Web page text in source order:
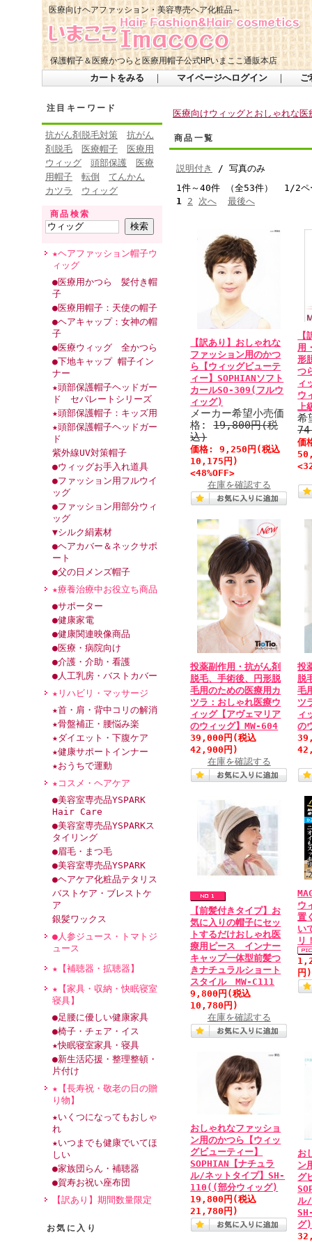
保護帽子＆医療かつらと医療用帽子公式HPいまここ通販本店
医療向けヘアファッション・美容専売ヘア化粧品～
カートをみる ｜ マイページへログイン ｜ ご
注目キーワード
抗がん剤脱毛対策
抗がん
剤脱毛
医療帽子
医療用
ウィッグ
頭部保護
医療
用帽子
転倒
てんかん
カツラ
ウィッグ
商品検索
★ヘアファッション帽子ウ
ィッグ
●医療用かつら 髪付き帽
子
●医療用帽子：天使の帽子
●ヘアキャップ：女神の帽
子
●医療ウィッグ 全かつら
●下地キャップ 帽子イン
ナー
★頭部保護帽子ヘッドガー
ド セパレートシリーズ
★頭部保護帽子：キッズ用
★頭部保護帽子ヘッドガー
ド
紫外線UV対策帽子
●ウィッグお手入れ道具
●ファッション用フルウイ
ッグ
●ファッション用部分ウィ
ッグ
▼シルク絹素材
●ヘアカバー＆ネックサポ
ート
●父の日メンズ帽子
★療養治療中お役立ち商品
●サポーター
●健康家電
●健康関連映像商品
●医療・病院向け
●介護・介助・看護
●人工乳房・バストカバー
★リハビリ・マッサージ
★首・肩・背中コリの解消
★骨盤補正・腰悩み楽
★ダイエット・下腹ケア
★健康サポートインナー
★おうちで運動
★コスメ・ヘアケア
●美容室専売品YSPARK
Hair Care
●美容室専売品YSPARKス
タイリング
●眉毛・まつ毛
●美容室専売品YSPARK
●ヘアケア化粧品テタリス
バストケア・ブレストケ
ア
銀髪ワックス
●人参ジュース・トマトジ
ュース
★【補聴器・拡聴器】
★【家具・収納・快眠寝室
寝具】
●足腰に優しい健康家具
●椅子・チェア・イス
★快眠寝室家具・寝具
●新生活応援・整理整頓・
片付け
★【長寿祝・敬老の日の贈
り物】
★いくつになってもおしゃ
れ
★いつまでも健康でいてほ
しい
●家族団らん・補聴器
●賀寿お祝い座布団
【訳あり】期間数量限定
お気に入り
医療向けウィッグとおしゃれな
商品一覧
説明付き
/ 写真のみ
1件～40件 （全53件） 1/2ペ
1 2 次へ 最後へ
【訳あり】おしゃれな
ファッション用のかつ
ら【ウィッグビューテ
ィー】SOPHIANソフト
カールSO-309(フルウ
ィッグ)
メーカー希望小売価
格:19,800円(税
込)
価格:9,250円 (税込
10,175円)
<48%OFF>
在庫を確認する
用
形
つ
ィ
ウ
上
希
投薬副作用・抗がん剤
脱毛、手術後、円形脱
毛用のための医療用カ
ツラ：おしゃれ医療ウ
ィッグ【アヴェマリア
のウィッグ】MW-604
39,000円 (税込
42,900円)
在庫を確認する
投
脱
毛
ツ
ィ
の
【前髪付きタイプ】お
気に入りの帽子にセッ
トするだけおしゃれ医
療用ピース インナー
キャップ一体型前髪つ
きナチュラルショート
スタイル MW-C111
9,800円 (税込
10,780円)
在庫を確認する
ウ
置
い
リ
円)
おしゃれなファッショ
ン用のかつら【ウィッ
グビューティー】
SOPHIAN【ナチュラ
ル/ネットタイプ】SH-
110((部分ウィッグ)
19,800円 (税込
21,780円)
お
ン
グ
ル/
グ)